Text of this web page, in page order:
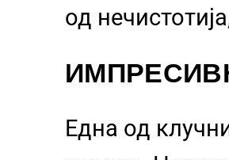
од
Една од